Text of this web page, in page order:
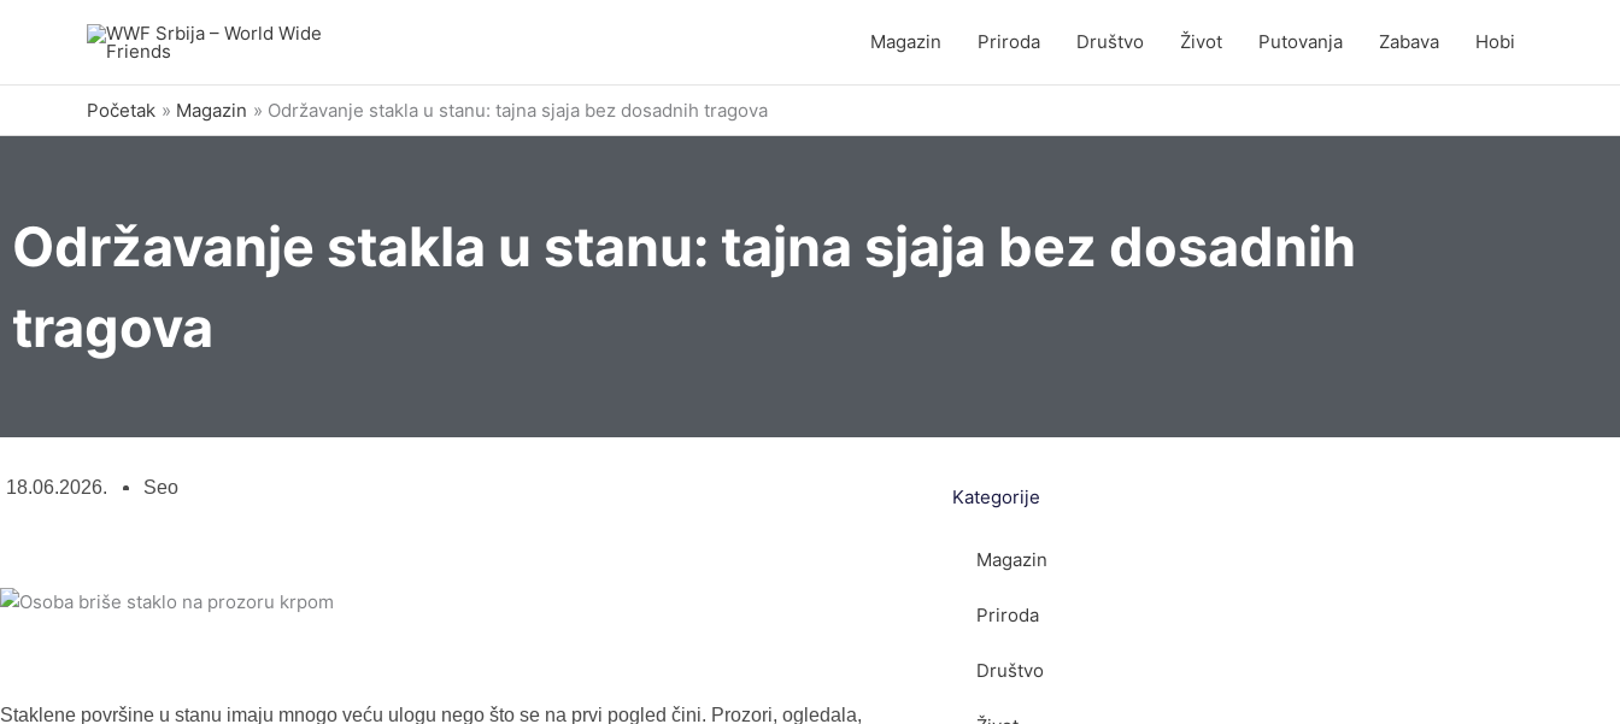
Magazin Priroda Društvo Život Putovanja Zabava Hobi
Početak Magazin Održavanje stakla u stanu: tajna sjaja bez dosadnih tragova
Održavanje stakla u stanu: tajna sjaja bez dosadnih
tragova
18.06.2026. Seo
Staklene površine u stanu imaju mnogo veću ulogu nego što se na prvi pogled čini. Prozori, ogledala,
Kategorije
Magazin
Priroda
Društvo